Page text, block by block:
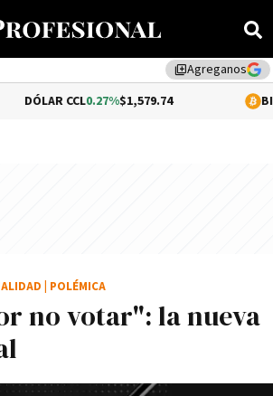
library_addAgreganos
CCL0.27%$1,579.74 BITCOIN
no votar": la nueva
POLÉMICA